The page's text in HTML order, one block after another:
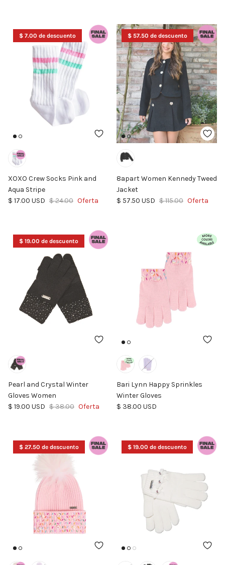
$ 7.00 de descuento
XOXO Crew Socks Pink and
Aqua Stripe
Precio de venta
$ 17.00 USD Precio normal
$ 24.00 Oferta
$ 57.50 de descuento
8apart Women Kennedy Tweed
Jacket
Precio de venta
$ 57.50 USD Precio normal
$ 115.00 Oferta
$ 19.00 de descuento
Pearl and Crystal Winter
Gloves Women
Precio de venta
$ 19.00 USD Precio normal
$ 38.00 Oferta
Bari Lynn Happy Sprinkles
Winter Gloves
Precio normal
$ 38.00 USD
$ 27.50 de descuento $ 19.00 de descuento